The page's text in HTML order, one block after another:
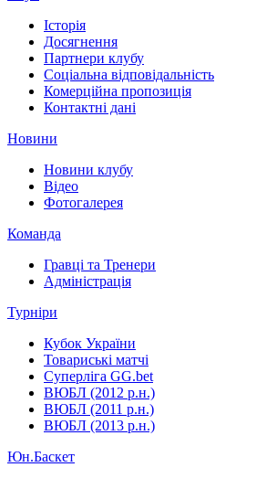
Історія
Досягнення
Партнери клубу
Соціальна відповідальність
Комерційна пропозиція
Контактні дані
Новини
Новини клубу
Відео
Фотогалерея
Команда
Гравці та Тренери
Адміністрація
Турніри
Кубок України
Товариські матчі
Суперліга GG.bet
ВЮБЛ (2012 р.н.)
ВЮБЛ (2011 р.н.)
ВЮБЛ (2013 р.н.)
Юн.Баскет